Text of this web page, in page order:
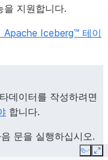
을 지원합니다.
Apache Iceberg™ 테이
데이터를 작성하려면
합니다.
문을 실행하십시오.
Copy